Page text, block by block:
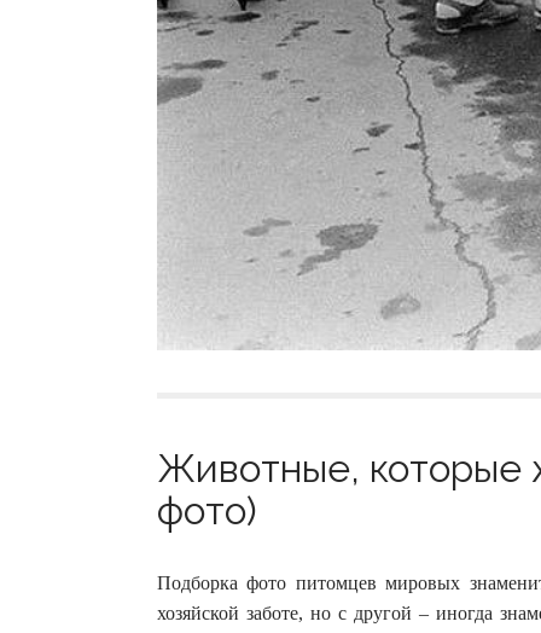
Животные, которые
фото)
Подборка фото питомцев мировых
хозяйской заботе, но с другой – иногда